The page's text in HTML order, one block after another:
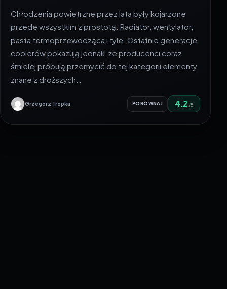
Chłodzenia powietrzne przez lata były kojarzone
przede wszystkim z prostotą. Radiator, wentylator,
pasta termoprzewodząca i tyle. Ostatnie generacje
coolerów pokazują jednak, że producenci coraz
śmielej próbują przemycić do tej kategorii elementy
znane z droższych…
Grzegorz Trepka PORÓWNAJ 4.2 /5